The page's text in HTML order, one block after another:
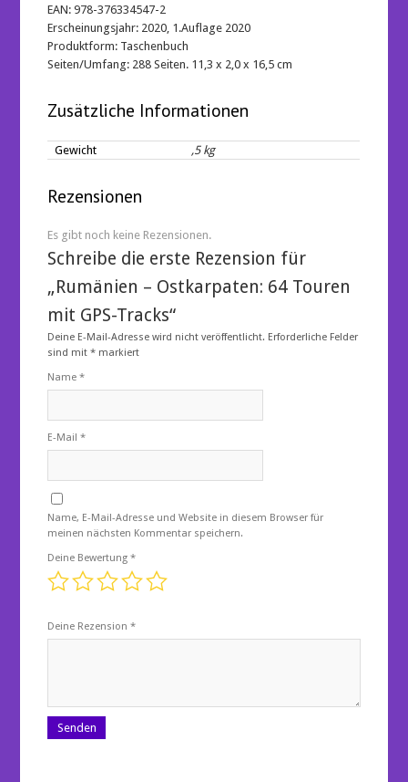
EAN: 978-376334547-2
Erscheinungsjahr: 2020, 1.Auflage 2020
Produktform: Taschenbuch
Seiten/Umfang: 288 Seiten. 11,3 x 2,0 x 16,5 cm
Zusätzliche Informationen
Gewicht ,5 kg
Rezensionen
Es gibt noch keine Rezensionen.
Schreibe die erste Rezension für
„Rumänien – Ostkarpaten: 64 Touren
mit GPS-Tracks“
Deine E-Mail-Adresse wird nicht veröffentlicht. Erforderliche Felder
sind mit* markiert
Name*
E-Mail*
Name, E-Mail-Adresse und Website in diesem Browser für
meinen nächsten Kommentar speichern.
Deine Bewertung*
Deine Rezension*